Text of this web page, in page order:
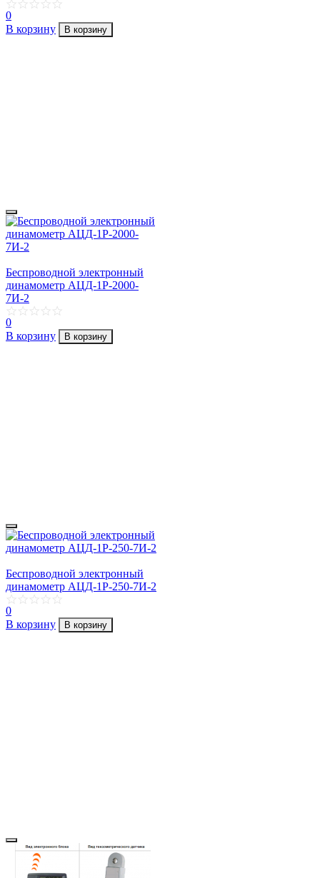
0
В корзину
В корзину
Беспроводной электронный
динамометр АЦД-1Р-2000-
7И-2
0
В корзину
В корзину
Беспроводной электронный
динамометр АЦД-1Р-250-7И-2
0
В корзину
В корзину